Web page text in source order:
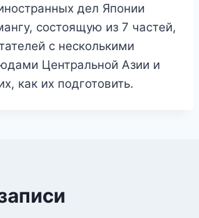
дел Японии
состоящую из 7 частей,
с несколькими
Центральной Азии и
как их подготовить.